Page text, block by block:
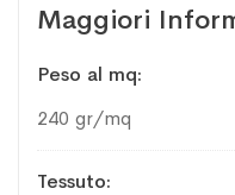
Maggiori
Informazioni
Peso al mq
240 gr/mq
Tessuto